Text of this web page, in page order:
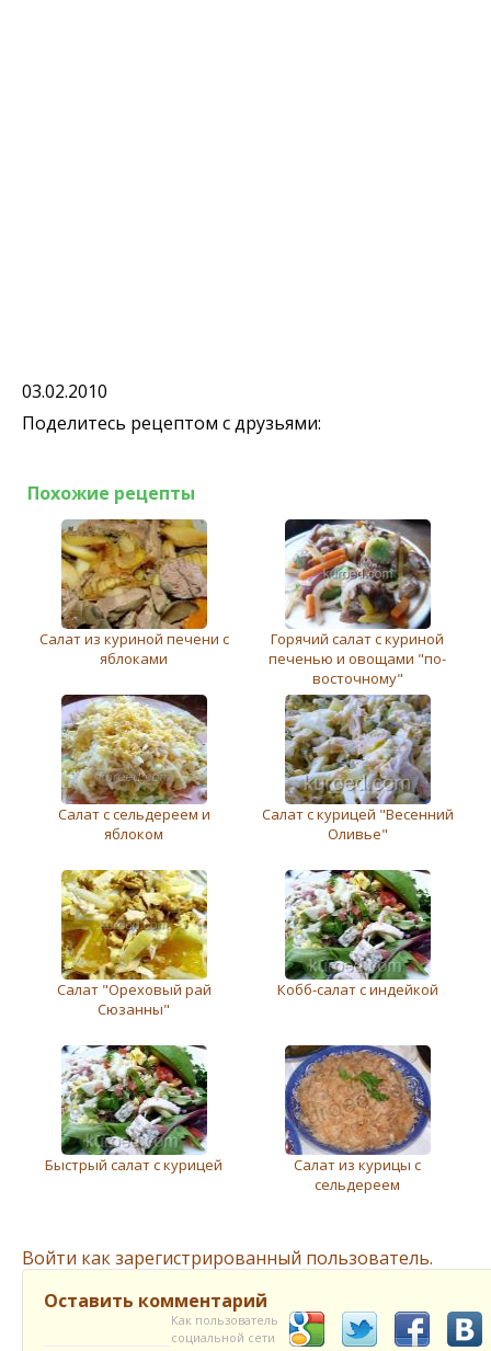
03.02.2010
Поделитесь рецептом с друзьями:
Похожие рецепты
Салат из куриной печени с
яблоками
Горячий салат с куриной
печенью и овощами "по-
восточному"
Салат с сельдереем и
яблоком
Салат с курицей "Весенний
Оливье"
Салат "Ореховый рай
Сюзанны"
Кобб-салат с индейкой
Быстрый салат с курицей
Салат из курицы с
сeльдeрeeм
Войти как зарегистрированный пользователь.
Оставить комментарий
Как пользователь
социальной сети